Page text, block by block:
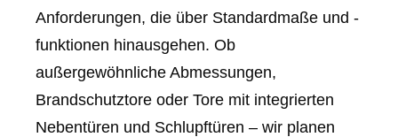
Anforderungen, die über Standardmaße und -
funktionen hinausgehen. Ob
außergewöhnliche Abmessungen,
Brandschutztore oder Tore mit integrierten
Nebentüren und Schlupftüren – wir planen